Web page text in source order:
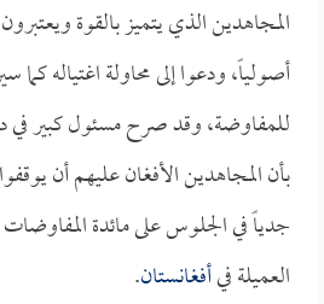
المجاهدين الذي يتميز بالقوة
أصولياً، ودعوا إلى محاولة اغتياله كما
للمفاوضة، وقد صرح مسئول كبير في
بأن المجاهدين الأفغان عليهم أن
جدياً في الجلوس على مائدة
العميلة فيأفغانستان.